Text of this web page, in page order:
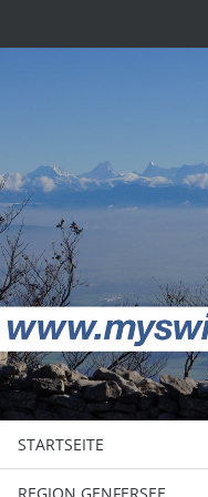
STARTSEITE